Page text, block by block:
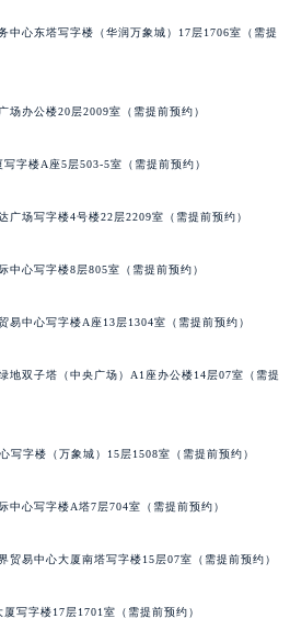
中心东塔写字楼（华润万象城）17层1706室（需提
场办公楼20层2009室（需提前预约）
字楼A座5层503-5室（需提前预约）
广场写字楼4号楼22层2209室（需提前预约）
中心写字楼8层805室（需提前预约）
易中心写字楼A座13层1304室（需提前预约）
地双子塔（中央广场）A1座办公楼14层07室（需提
写字楼（万象城）15层1508室（需提前预约）
中心写字楼A塔7层704室（需提前预约）
贸易中心大厦南塔写字楼15层07室（需提前预约）
写字楼17层1701室（需提前预约）